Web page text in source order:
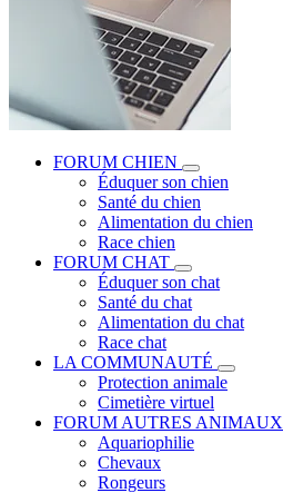
FORUM CHIEN
Éduquer son chien
Santé du chien
Alimentation du chien
Race chien
FORUM CHAT
Éduquer son chat
Santé du chat
Alimentation du chat
Race chat
LA COMMUNAUTÉ
Protection animale
Cimetière virtuel
FORUM AUTRES ANIMAUX
Aquariophilie
Chevaux
Rongeurs